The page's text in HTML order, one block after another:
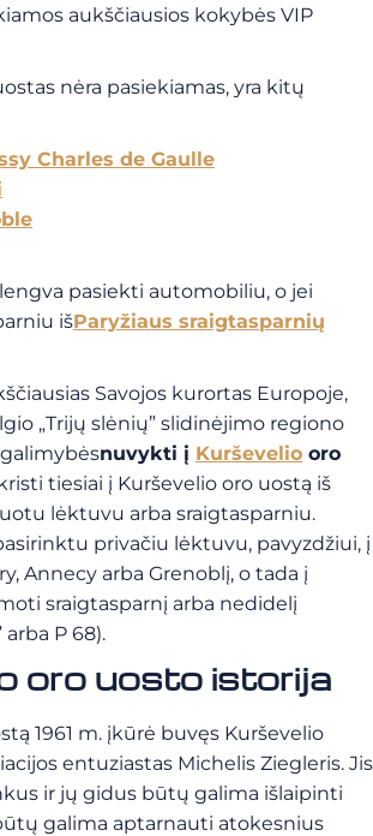
aukščiausios kokybės VIP
nėra pasiekiamas, yra kitų
Charles de Gaulle
pasiekti automobiliu, o jei
išParyžiaus sraigtasparnių
Savojos kurortas Europoje,
„Trijų slėnių” slidinėjimo regiono
nuvykti į Kurševelio oro
tiesiai į Kurševelio oro uostą iš
lėktuvu arba sraigtasparniu.
privačiu lėktuvu, pavyzdžiui, į
Annecy arba Grenoblį, o tada į
sraigtasparnį arba nedidelį
P 68).
oro uosto istorija
1961 m. įkūrė buvęs Kurševelio
entuziastas Michelis Ziegleris. Jis
ir jų gidus būtų galima išlaipinti
galima aptarnauti atokesnius